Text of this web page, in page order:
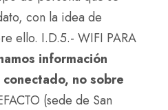
con la idea de
ello. I.D.5.- WIFI PARA
información
no sobre
(sede de San